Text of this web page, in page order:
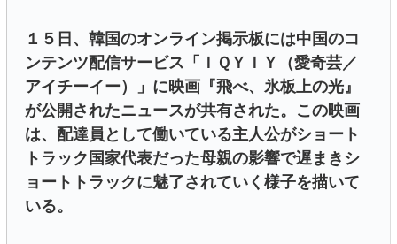
１５日、韓国のオンライン掲示板には中国のコ
ンテンツ配信サービス「ＩＱＹＩＹ（愛奇芸／
アイチーイー）」に映画『飛べ、氷板上の光』
が公開されたニュースが共有された。この映画
は、配達員として働いている主人公がショート
トラック国家代表だった母親の影響で遅まきシ
ョートトラックに魅了されていく様子を描いて
いる。